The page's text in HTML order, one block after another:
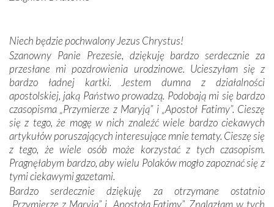
wspólnej wierze. Podczas wyjazdów do historycznych
mieliśmy okazję przekonać się, że Maryja swoją opieką
otacza nie tylko nasz naród, lecz wszystkie nacje, które
się Jej ufnie oddają, a także każdą osobę, która zawierza
Jej siebie oraz swych bliskich.
Dzieje Portugalii to również historia wierności Bogu i
odstępstw, także w życiu władców. Trudne momenty w
wymiarze tak osobistym, jak i zbiorowym, przypominają o
konieczności ciągłego zabiegania o własną duszę i o łaskę
Opatrzności. Wierność przynosi pomyślność –
przynajmniej w życiu duchowym. Odstępstwo owocuje
nieszczęściem i śmiercią. Te uniwersalne prawdy
przychodziły na myśl, gdy słuchaliśmy opowieści
Niech będzie pochwalony Jezus Chrystus!
Szanowny Panie Prezesie, dziękuję bardzo serdecznie za
przesłane mi pozdrowienia urodzinowe. Ucieszyłam się z
bardzo ładnej kartki. Jestem dumna z działalności
apostolskiej, jaką Państwo prowadzą. Podobają mi się bardzo
czasopisma „Przymierze z Maryją” i „Apostoł Fatimy”. Cieszę
się z tego, że mogę w nich znaleźć wiele bardzo ciekawych
artykułów poruszających interesujące mnie tematy. Cieszę się
z tego, że wiele osób może korzystać z tych czasopism.
Pragnęłabym bardzo, aby wielu Polaków mogło zapoznać się z
tymi ciekawymi gazetami.
Bardzo serdecznie dziękuję za otrzymane ostatnio
„Przymierze z Maryją” i „Apostoła Fatimy”. Znalazłam w tych